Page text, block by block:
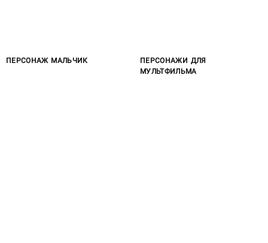
ПЕРСОНАЖ МАЛЬЧИК
ПЕРСОНАЖИ ДЛЯ
МУЛЬТФИЛЬМА